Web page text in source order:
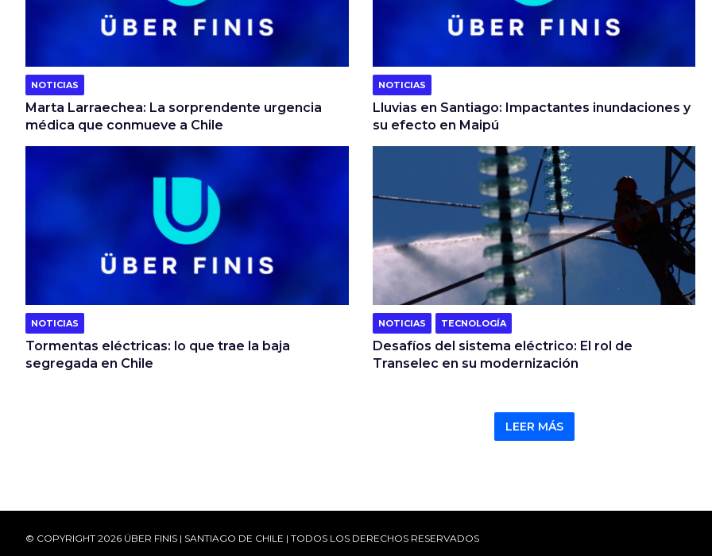
NOTICIAS
Marta Larraechea: La sorprendente urgencia
médica que conmueve a Chile
NOTICIAS
Lluvias en Santiago: Impactantes inundaciones y
su efecto en Maipú
NOTICIAS
Tormentas eléctricas: lo que trae la baja
segregada en Chile
NOTICIAS TECNOLOGÍA
Desafíos del sistema eléctrico: El rol de
Transelec en su modernización
LEER MÁS
© COPYRIGHT 2026 ÜBER FINIS | SANTIAGO DE CHILE | TODOS LOS DERECHOS RESERVADOS